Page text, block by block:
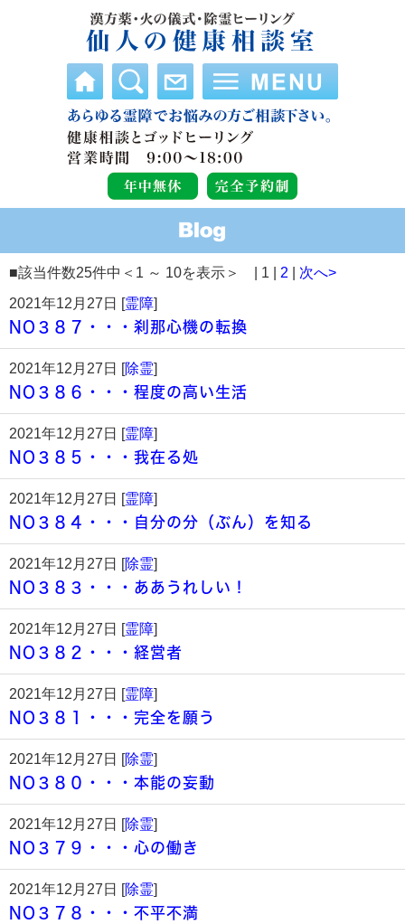
■該当件数25件中＜1 ～ 10を表示＞ | 1 | 2
次へ>
2021年12月27日 [霊障]
NO３８７・・・刹那心機の転換
2021年12月27日 [除霊]
NO３８６・・・程度の高い生活
2021年12月27日 [霊障]
NO３８５・・・我在る処
2021年12月27日 [霊障]
NO３８４・・・自分の分（ぶん）を知る
2021年12月27日 [除霊]
NO３８３・・・ああうれしい！
2021年12月27日 [霊障]
NO３８２・・・経営者
2021年12月27日 [霊障]
NO３８１・・・完全を願う
2021年12月27日 [除霊]
NO３８０・・・本能の妄動
2021年12月27日 [除霊]
NO３７９・・・心の働き
2021年12月27日 [除霊]
NO３７８・・・不平不満